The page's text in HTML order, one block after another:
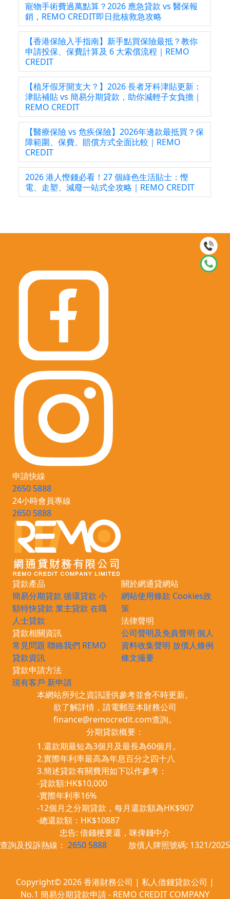
寵物手術費過萬點算？2026 應急貸款 vs 醫保報
銷，REMO CREDIT即日批核救急攻略
【香港保險入手指南】新手點買保險最抵？教你
申請投保、保費計算及 6 大索償流程｜REMO
CREDIT
【植牙假牙開支大？】2026 長者牙科津貼更新：
津貼補貼 vs 簡易分期貸款，助你減輕子女負擔｜
REMO CREDIT
【醫療保險 vs 危疾保險】2026年邊款最抵買？保
障範圍、保費、賠償方式全面比較｜REMO
CREDIT
2026 港人慳錢必看！27 個綠色生活貼士：慳
電、走塑、減廢一站式全攻略｜REMO CREDIT
申請快線
2650 5888
24小時會員專線
2650 5888
貸款產品
簡易分期貸款 循環貸款 小
額特快貸款 業主貸款 在職
人士貸款
貸款相關資訊
常見問題 聯絡我們 REMO
貸款資訊
貸款申請方法
現有客戶 新申請
關於網通貸網站
網站使用條款 Cookies政
策
法律聲明
公司聲明及免責聲明 個人
資料收集聲明 放債人條例
條文撮要
本網站所列之資訊謹供參考並會不時更新。
欲了解詳情，請電郵至本財務公司
finance@remocredit.com查詢。
分期貸款概要：
1.還款期最短為3個月及最長為60個月。
2.實際年利率最高為年息百分之四十八
3.簡述貸款有關費用如下以作參考：
-貸款額:HK$10,000
-實際年利率16%
-12個月之分期貸款，每月還款額為HK$907
-總還款額：HK$10887
忠告: 借錢梗要還，咪俾錢中介
查詢及投訴熱線： 2650 5888 放債人牌照號碼: 1321/2025
Copyright© 2026 香港財務公司 | 私人借錢貸款公司 |
No.1 簡易分期貸款申請 - REMO CREDIT COMPANY